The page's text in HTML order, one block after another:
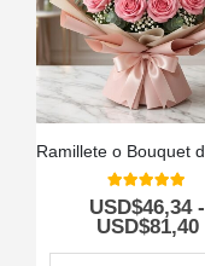
5.00out of 5
USD$46,34 -
USD$81,40